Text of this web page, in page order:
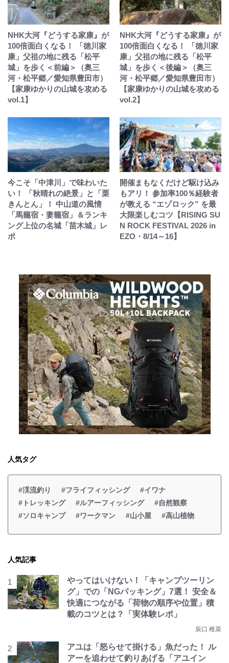
NHK大河『どうする家康』が
100倍面白くなる！ 「徳川家
康」父祖の地に残る「松平
城」を歩く＜前編＞（奥三
河・松平郷／愛知県豊田市）
【家康ゆかりの山城を攻める
vol.1】
NHK大河『どうする家康』が
100倍面白くなる！ 「徳川家
康」父祖の地に残る「松平
城」を歩く＜後編＞（奥三
河・松平郷／愛知県豊田市）
【家康ゆかりの山城を攻める
vol.2】
今こそ「中津川」で味わいた
い！ 「秋晴れの絶景」と「栗
きんとん」！ 中山道の風情
「馬籠宿・妻籠宿」＆ランキ
ング上位の名城「苗木城」レ
ポ
開催まもなくだけど駆け込み
もアリ！ 参加率100％経験者
が教える “エゾロック” を最
大限楽しむコツ【RISING SU
N ROCK FESTIVAL 2026 in
EZO・8/14～16】
人気タグ
#渓流釣り #フライフィッシング
#イワナ
#トレッキング
#ルアーフィッシング
#自然観察
#ソロキャンプ
#ワークマン #山小屋 #高山植物
人気記事
やってはいけない！「キャンプツーリン
グ」での「NGパッキング」7選！ 安全＆
快適につながる「荷物の順序や位置」積
載のコツとは？「実体験レポ」
辰口 稚菜
アユは「怒らせて掛ける」魚だった！ ル
アーを追わせて釣りあげる「アユイン